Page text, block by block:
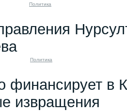
Политика
Политика
финансирует в
извращения